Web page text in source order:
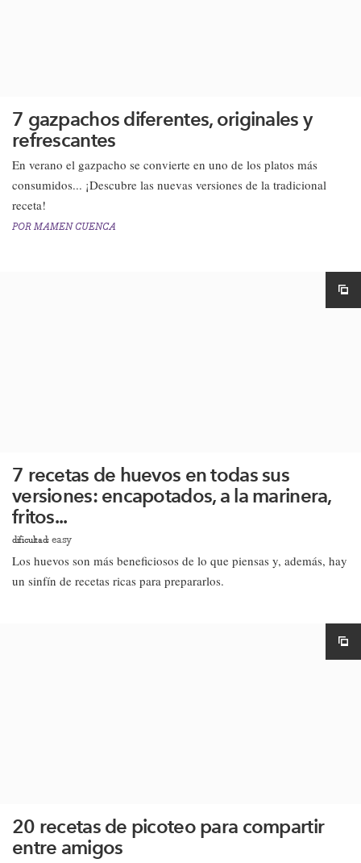
7 gazpachos diferentes, originales y
refrescantes
En verano el gazpacho se convierte en uno de los platos más
consumidos... ¡Descubre las nuevas versiones de la tradicional
receta!
POR MAMEN CUENCA
7 recetas de huevos en todas sus
versiones: encapotados, a la marinera,
fritos...
dificultad: easy
Los huevos son más beneficiosos de lo que piensas y, además, hay
un sinfín de recetas ricas para prepararlos.
20 recetas de picoteo para compartir
entre amigos